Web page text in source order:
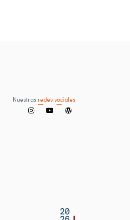
Nuestras redes sociales